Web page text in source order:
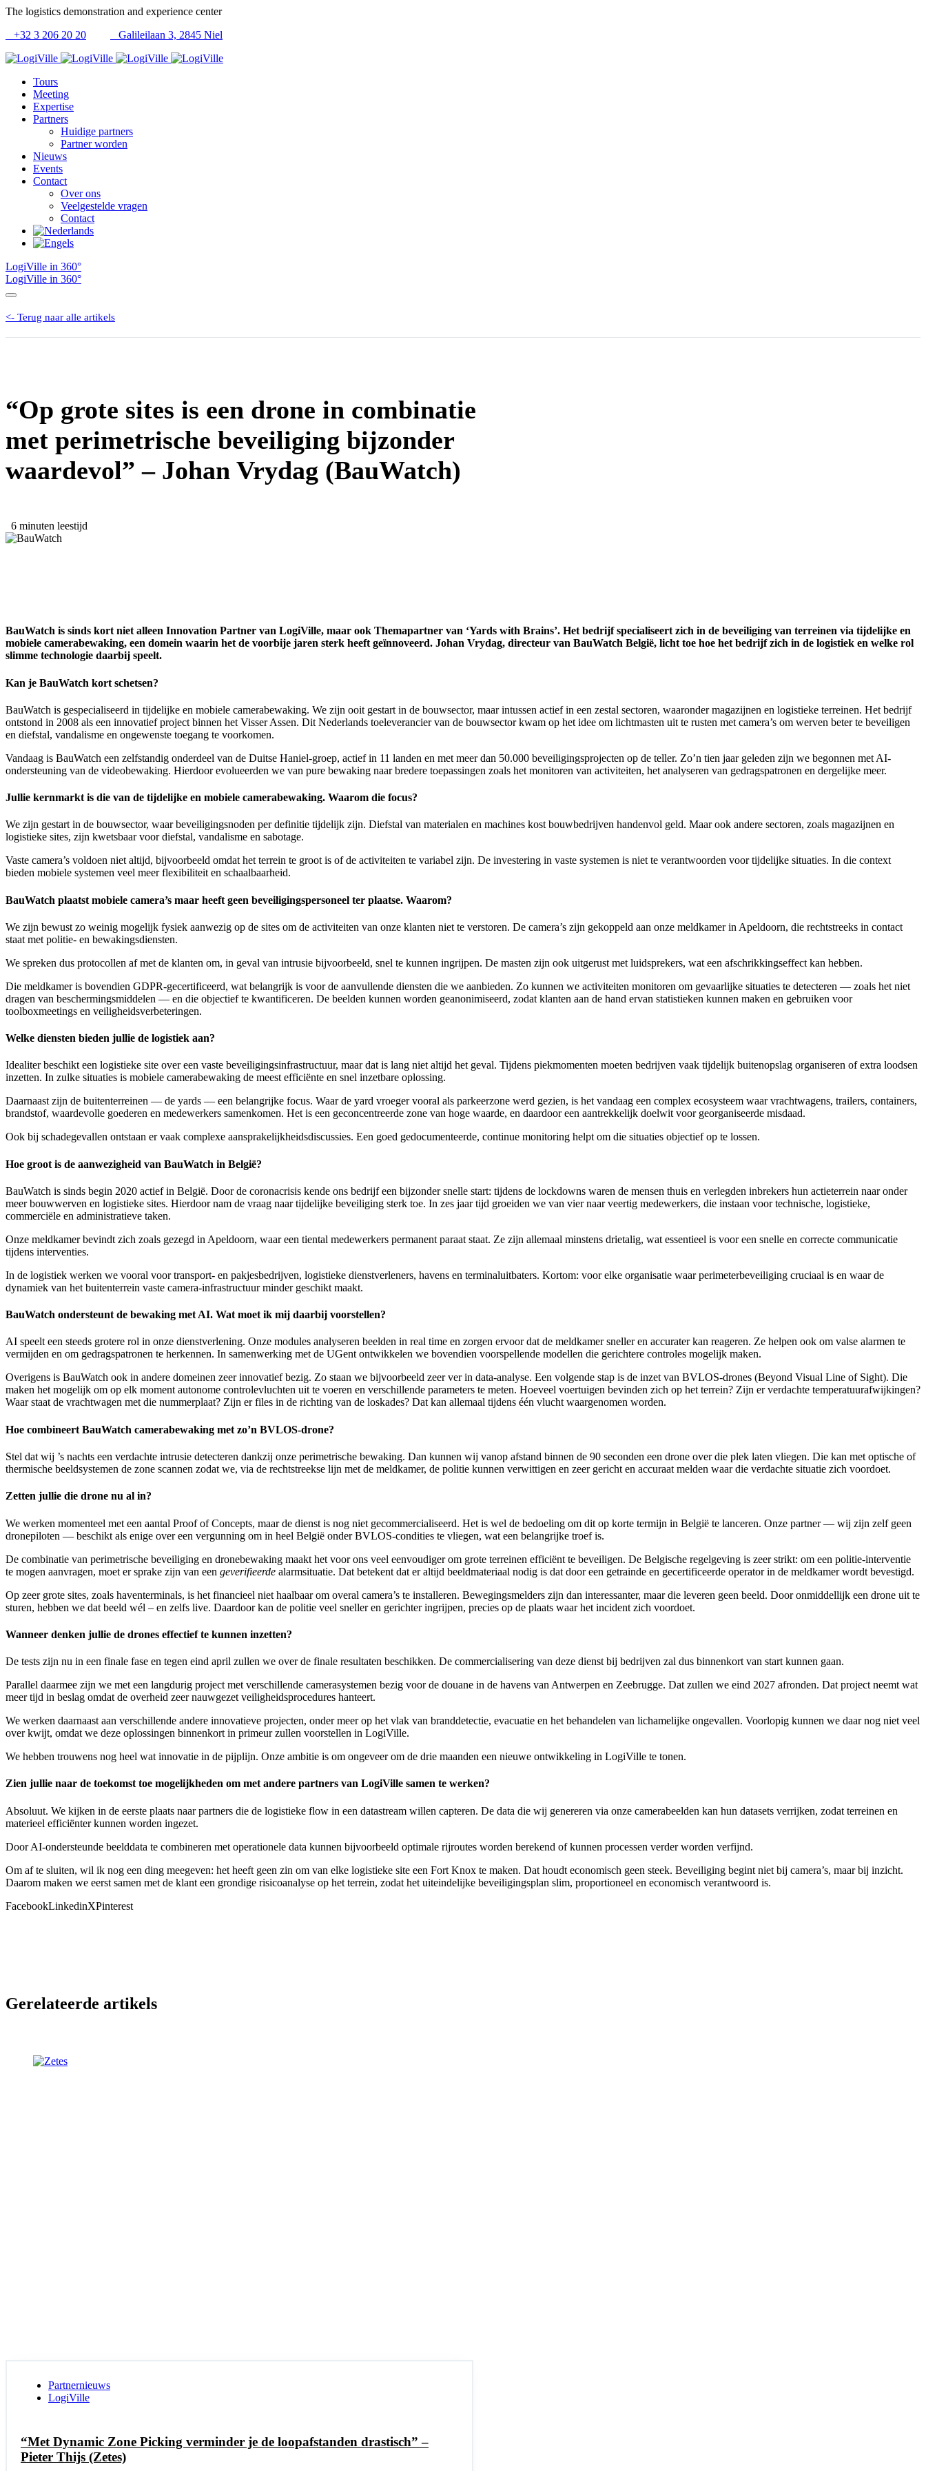
The logistics demonstration and experience center
+32 3 206 20 20
Galileilaan 3, 2845 Niel
Tours
Meeting
Expertise
Partners
Huidige partners
Partner worden
Nieuws
Events
Contact
Over ons
Veelgestelde vragen
Contact
LogiVille in 360°
LogiVille in 360°
<- Terug naar alle artikels
“Op grote sites is een drone in combinatie
met perimetrische beveiliging bijzonder
waardevol” – Johan Vrydag (BauWatch)
6 minuten leestijd
BauWatch is sinds kort niet alleen Innovation Partner van LogiVille, maar ook Themapartner van ‘Yards with Brains’. Het bedrijf specialiseert zich in de beveiliging van terreinen via tijdelijke en
mobiele camerabewaking, een domein waarin het de voorbije jaren sterk heeft geïnnoveerd. Johan Vrydag, directeur van BauWatch België, licht toe hoe het bedrijf zich in de logistiek en welke rol
slimme technologie daarbij speelt.
Kan je BauWatch kort schetsen?
BauWatch is gespecialiseerd in tijdelijke en mobiele camerabewaking. We zijn ooit gestart in de bouwsector, maar intussen actief in een zestal sectoren, waaronder magazijnen en logistieke terreinen. Het bedrijf
ontstond in 2008 als een innovatief project binnen het Visser Assen. Dit Nederlands toeleverancier van de bouwsector kwam op het idee om lichtmasten uit te rusten met camera’s om werven beter te beveiligen
en diefstal, vandalisme en ongewenste toegang te voorkomen.
Vandaag is BauWatch een zelfstandig onderdeel van de Duitse Haniel-groep, actief in 11 landen en met meer dan 50.000 beveiligingsprojecten op de teller. Zo’n tien jaar geleden zijn we begonnen met AI-
ondersteuning van de videobewaking. Hierdoor evolueerden we van pure bewaking naar bredere toepassingen zoals het monitoren van activiteiten, het analyseren van gedragspatronen en dergelijke meer.
Jullie kernmarkt is die van de tijdelijke en mobiele camerabewaking. Waarom die focus?
We zijn gestart in de bouwsector, waar beveiligingsnoden per definitie tijdelijk zijn. Diefstal van materialen en machines kost bouwbedrijven handenvol geld. Maar ook andere sectoren, zoals magazijnen en
logistieke sites, zijn kwetsbaar voor diefstal, vandalisme en sabotage.
Vaste camera’s voldoen niet altijd, bijvoorbeeld omdat het terrein te groot is of de activiteiten te variabel zijn. De investering in vaste systemen is niet te verantwoorden voor tijdelijke situaties. In die context
bieden mobiele systemen veel meer flexibiliteit en schaalbaarheid.
BauWatch plaatst mobiele camera’s maar heeft geen beveiligingspersoneel ter plaatse. Waarom?
We zijn bewust zo weinig mogelijk fysiek aanwezig op de sites om de activiteiten van onze klanten niet te verstoren. De camera’s zijn gekoppeld aan onze meldkamer in Apeldoorn, die rechtstreeks in contact
staat met politie- en bewakingsdiensten.
We spreken dus protocollen af met de klanten om, in geval van intrusie bijvoorbeeld, snel te kunnen ingrijpen. De masten zijn ook uitgerust met luidsprekers, wat een afschrikkingseffect kan hebben.
Die meldkamer is bovendien GDPR-gecertificeerd, wat belangrijk is voor de aanvullende diensten die we aanbieden. Zo kunnen we activiteiten monitoren om gevaarlijke situaties te detecteren — zoals het niet
dragen van beschermingsmiddelen — en die objectief te kwantificeren. De beelden kunnen worden geanonimiseerd, zodat klanten aan de hand ervan statistieken kunnen maken en gebruiken voor
toolboxmeetings en veiligheidsverbeteringen.
Welke diensten bieden jullie de logistiek aan?
Idealiter beschikt een logistieke site over een vaste beveiligingsinfrastructuur, maar dat is lang niet altijd het geval. Tijdens piekmomenten moeten bedrijven vaak tijdelijk buitenopslag organiseren of extra loodsen
inzetten. In zulke situaties is mobiele camerabewaking de meest efficiënte en snel inzetbare oplossing.
Daarnaast zijn de buitenterreinen — de yards — een belangrijke focus. Waar de yard vroeger vooral als parkeerzone werd gezien, is het vandaag een complex ecosysteem waar vrachtwagens, trailers, containers,
brandstof, waardevolle goederen en medewerkers samenkomen. Het is een geconcentreerde zone van hoge waarde, en daardoor een aantrekkelijk doelwit voor georganiseerde misdaad.
Ook bij schadegevallen ontstaan er vaak complexe aansprakelijkheidsdiscussies. Een goed gedocumenteerde, continue monitoring helpt om die situaties objectief op te lossen.
Hoe groot is de aanwezigheid van BauWatch in België?
BauWatch is sinds begin 2020 actief in België. Door de coronacrisis kende ons bedrijf een bijzonder snelle start: tijdens de lockdowns waren de mensen thuis en verlegden inbrekers hun actieterrein naar onder
meer bouwwerven en logistieke sites. Hierdoor nam de vraag naar tijdelijke beveiliging sterk toe. In zes jaar tijd groeiden we van vier naar veertig medewerkers, die instaan voor technische, logistieke,
commerciële en administratieve taken.
Onze meldkamer bevindt zich zoals gezegd in Apeldoorn, waar een tiental medewerkers permanent paraat staat. Ze zijn allemaal minstens drietalig, wat essentieel is voor een snelle en correcte communicatie
tijdens interventies.
In de logistiek werken we vooral voor transport- en pakjesbedrijven, logistieke dienstverleners, havens en terminaluitbaters. Kortom: voor elke organisatie waar perimeterbeveiliging cruciaal is en waar de
dynamiek van het buitenterrein vaste camera-infrastructuur minder geschikt maakt.
BauWatch ondersteunt de bewaking met AI. Wat moet ik mij daarbij voorstellen?
AI speelt een steeds grotere rol in onze dienstverlening. Onze modules analyseren beelden in real time en zorgen ervoor dat de meldkamer sneller en accurater kan reageren. Ze helpen ook om valse alarmen te
vermijden en om gedragspatronen te herkennen. In samenwerking met de UGent ontwikkelen we bovendien voorspellende modellen die gerichtere controles mogelijk maken.
Overigens is BauWatch ook in andere domeinen zeer innovatief bezig. Zo staan we bijvoorbeeld zeer ver in data-analyse. Een volgende stap is de inzet van BVLOS-drones (Beyond Visual Line of Sight). Die
maken het mogelijk om op elk moment autonome controlevluchten uit te voeren en verschillende parameters te meten. Hoeveel voertuigen bevinden zich op het terrein? Zijn er verdachte temperatuurafwijkingen?
Waar staat de vrachtwagen met die nummerplaat? Zijn er files in de richting van de loskades? Dat kan allemaal tijdens één vlucht waargenomen worden.
Hoe combineert BauWatch camerabewaking met zo’n BVLOS-drone?
Stel dat wij ’s nachts een verdachte intrusie detecteren dankzij onze perimetrische bewaking. Dan kunnen wij vanop afstand binnen de 90 seconden een drone over die plek laten vliegen. Die kan met optische of
thermische beeldsystemen de zone scannen zodat we, via de rechtstreekse lijn met de meldkamer, de politie kunnen verwittigen en zeer gericht en accuraat melden waar die verdachte situatie zich voordoet.
Zetten jullie die drone nu al in?
We werken momenteel met een aantal Proof of Concepts, maar de dienst is nog niet gecommercialiseerd. Het is wel de bedoeling om dit op korte termijn in België te lanceren. Onze partner — wij zijn zelf geen
dronepiloten — beschikt als enige over een vergunning om in heel België onder BVLOS‑condities te vliegen, wat een belangrijke troef is.
De combinatie van perimetrische beveiliging en dronebewaking maakt het voor ons veel eenvoudiger om grote terreinen efficiënt te beveiligen. De Belgische regelgeving is zeer strikt: om een politie-interventie
te mogen aanvragen, moet er sprake zijn van een geverifieerde alarmsituatie. Dat betekent dat er altijd beeldmateriaal nodig is dat door een getrainde en gecertificeerde operator in de meldkamer wordt bevestigd.
Op zeer grote sites, zoals haventerminals, is het financieel niet haalbaar om overal camera’s te installeren. Bewegingsmelders zijn dan interessanter, maar die leveren geen beeld. Door onmiddellijk een drone uit te
sturen, hebben we dat beeld wél – en zelfs live. Daardoor kan de politie veel sneller en gerichter ingrijpen, precies op de plaats waar het incident zich voordoet.
Wanneer denken jullie de drones effectief te kunnen inzetten?
De tests zijn nu in een finale fase en tegen eind april zullen we over de finale resultaten beschikken. De commercialisering van deze dienst bij bedrijven zal dus binnenkort van start kunnen gaan.
Parallel daarmee zijn we met een langdurig project met verschillende camerasystemen bezig voor de douane in de havens van Antwerpen en Zeebrugge. Dat zullen we eind 2027 afronden. Dat project neemt wat
meer tijd in beslag omdat de overheid zeer nauwgezet veiligheidsprocedures hanteert.
We werken daarnaast aan verschillende andere innovatieve projecten, onder meer op het vlak van branddetectie, evacuatie en het behandelen van lichamelijke ongevallen. Voorlopig kunnen we daar nog niet veel
over kwijt, omdat we deze oplossingen binnenkort in primeur zullen voorstellen in LogiVille.
We hebben trouwens nog heel wat innovatie in de pijplijn. Onze ambitie is om ongeveer om de drie maanden een nieuwe ontwikkeling in LogiVille te tonen.
Zien jullie naar de toekomst toe mogelijkheden om met andere partners van LogiVille samen te werken?
Absoluut. We kijken in de eerste plaats naar partners die de logistieke flow in een datastream willen capteren. De data die wij genereren via onze camerabeelden kan hun datasets verrijken, zodat terreinen en
materieel efficiënter kunnen worden ingezet.
Door AI-ondersteunde beelddata te combineren met operationele data kunnen bijvoorbeeld optimale rijroutes worden berekend of kunnen processen verder worden verfijnd.
Om af te sluiten, wil ik nog een ding meegeven: het heeft geen zin om van elke logistieke site een Fort Knox te maken. Dat houdt economisch geen steek. Beveiliging begint niet bij camera’s, maar bij inzicht.
Daarom maken we eerst samen met de klant een grondige risicoanalyse op het terrein, zodat het uiteindelijke beveiligingsplan slim, proportioneel en economisch verantwoord is.
FacebookLinkedinXPinterest
Gerelateerde artikels
Partnernieuws
LogiVille
“Met Dynamic Zone Picking verminder je de loopafstanden drastisch” –
Pieter Thijs (Zetes)